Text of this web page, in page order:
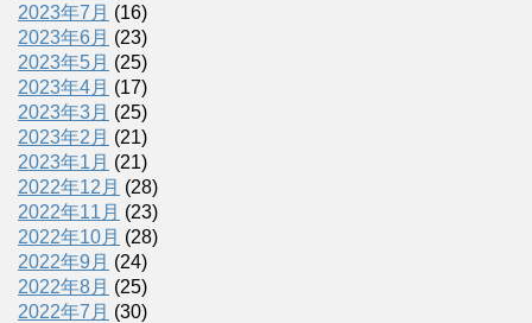
2023年7月 (16)
2023年6月 (23)
2023年5月 (25)
2023年4月 (17)
2023年3月 (25)
2023年2月 (21)
2023年1月 (21)
2022年12月 (28)
2022年11月 (23)
2022年10月 (28)
2022年9月 (24)
2022年8月 (25)
2022年7月 (30)